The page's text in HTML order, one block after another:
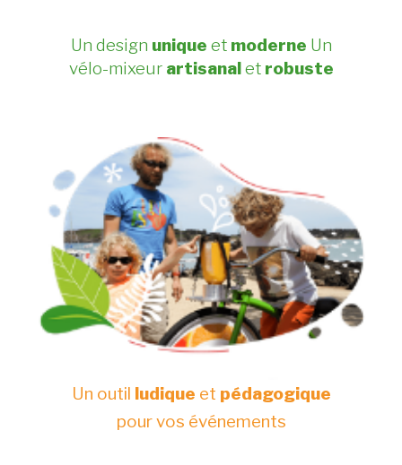
Un design unique et moderne Un
vélo-mixeur artisanalet robuste
Un outil ludique et pédagogique
pour vos événements